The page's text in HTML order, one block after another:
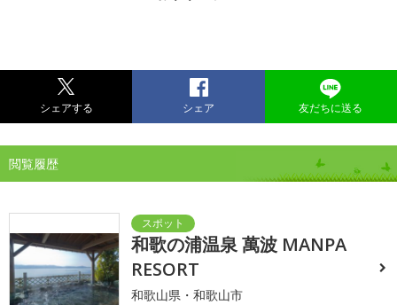
シェアする シェア 友だちに送る
閲覧履歴
和歌の浦温泉 萬波 MANPA
RESORT
和歌山県・和歌山市